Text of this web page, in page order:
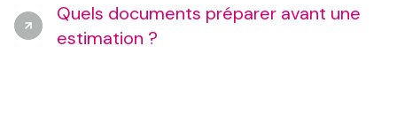
Quels documents préparer avant une
estimation ?